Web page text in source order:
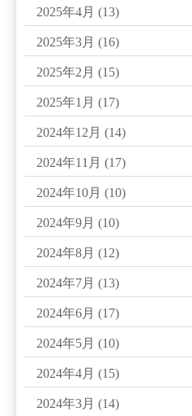
2025年4月 (13)
2025年3月 (16)
2025年2月 (15)
2025年1月 (17)
2024年12月 (14)
2024年11月 (17)
2024年10月 (10)
2024年9月 (10)
2024年8月 (12)
2024年7月 (13)
2024年6月 (17)
2024年5月 (10)
2024年4月 (15)
2024年3月 (14)